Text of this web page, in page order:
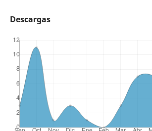
Descargas